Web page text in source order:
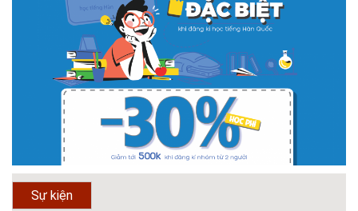
Sự kiện
phát triển bền vững” /...
Phát triển đô thị thông minh và bền vững đang là mục tiêu của rất nhiều
thành phố trên thế giới. Tại Việt Nam, đã có gần 20 tỉnh, thành phố trên
toàn quốc đang triển khai hoặc khởi động các đề án về đô thị thông
minh. Vi...
# 23.06.2018 | 15:37
Hội thảo về sàn bê tông chất lượng cao tại Hà Nội và TP Hồ
Chí Minh
Hội thảo “Sàn bê tông chất lượng cao – công nghệ mới nhất tại Châu Âu
& Mỹ và các vấn đề áp dụng tại Việt Nam” được tổ chức bởi HOUSELINK
sẽ diễn ra vào 14h00 ngày 26/06/2018 tại Khách sạn Pan Pacific, Hà Nội
và ngày 28/...